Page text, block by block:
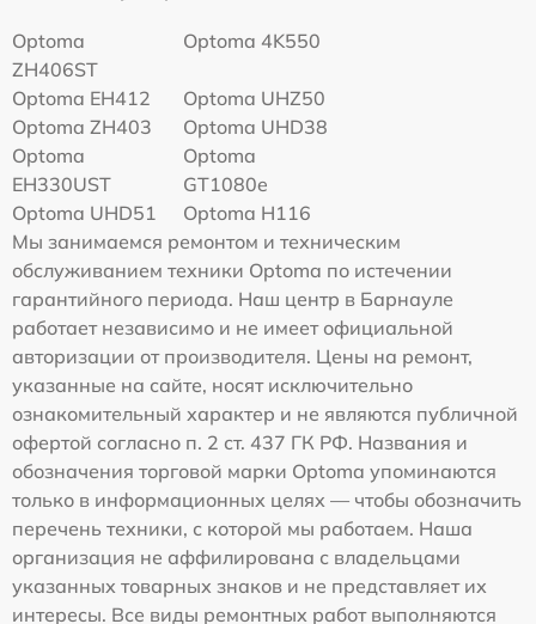
Optoma
ZH406ST
Optoma 4K550
Optoma EH412
Optoma UHZ50
Optoma ZH403
Optoma UHD38
Optoma
EH330UST
Optoma
GT1080e
Optoma UHD51
Optoma H116
Мы занимаемся ремонтом и техническим
обслуживанием техники Optoma по истечении
гарантийного периода. Наш центр в Барнауле
работает независимо и не имеет официальной
авторизации от производителя. Цены на ремонт,
указанные на сайте, носят исключительно
ознакомительный характер и не являются публичной
офертой согласно п. 2 ст. 437 ГК РФ. Названия и
обозначения торговой марки Optoma упоминаются
только в информационных целях — чтобы обозначить
перечень техники, с которой мы работаем. Наша
организация не аффилирована с владельцами
указанных товарных знаков и не представляет их
интересы. Все виды ремонтных работ выполняются